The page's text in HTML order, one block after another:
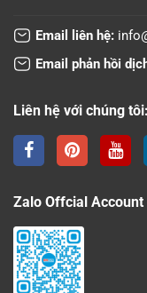
Email liên hệ:
Email phản hồi
Liên hệ với chúng tôi:
Zalo Offcial Account